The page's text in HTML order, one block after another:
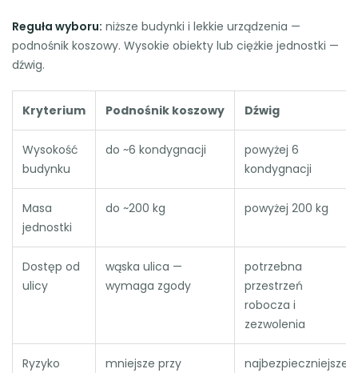
Reguła wyboru: niższe budynki i lekkie urządzenia —
podnośnik koszowy. Wysokie obiekty lub ciężkie jednostki —
dźwig.
Kryterium Podnośnik koszowy Dźwig
Wysokość
budynku
do ~6 kondygnacji
powyżej 6
kondygnacji
Masa
jednostki
do ~200 kg powyżej 200 kg
Dostęp od
ulicy
wąska ulica —
wymaga zgody
potrzebna
przestrzeń
robocza i
zezwolenia
Ryzyko
mniejsze przy
najbezpieczniejsze